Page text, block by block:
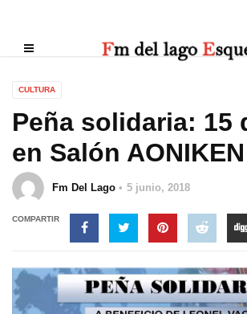
CULTURA
Peña solidaria: 15
en Salón AONIKEN
Fm Del Lago 5 junio, 2018
COMPARTIR